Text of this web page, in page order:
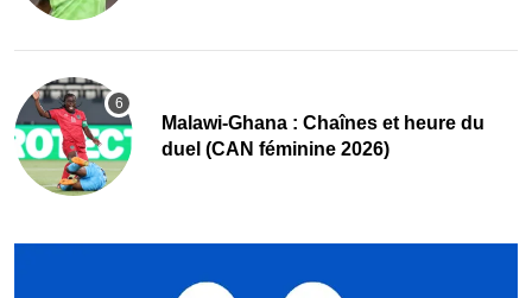
Malawi-Ghana : Chaînes et heure du
duel (CAN féminine 2026)